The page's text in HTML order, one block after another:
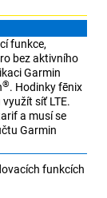
funkce,
bez aktivního
Garmin
®. Hodinkyfēnix
síť LTE.
a musí se
Garmin
funkcích